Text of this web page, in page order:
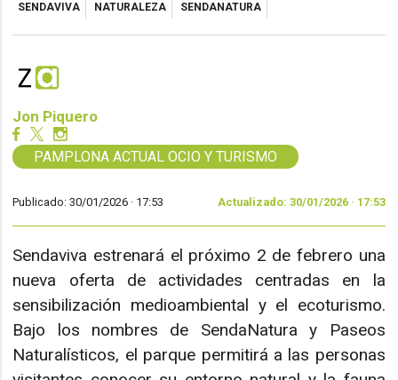
SENDAVIVA NATURALEZA SENDANATURA
Jon Piquero
PAMPLONA ACTUAL OCIO Y TURISMO
Publicado: 30/01/2026 · 17:53 Actualizado: 30/01/2026 · 17:53
Sendaviva estrenará el próximo 2 de febrero una
nueva oferta de actividades centradas en la
sensibilización medioambiental y el ecoturismo.
Bajo los nombres de SendaNatura y Paseos
Naturalísticos, el parque permitirá a las personas